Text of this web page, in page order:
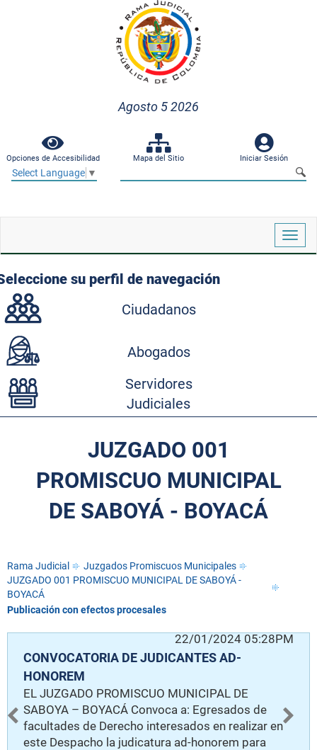
Agosto 5 2026
Opciones de Accesibilidad Mapa del Sitio Iniciar Sesión
Select Language ▼
su perfil de navegación
Ciudadanos
Abogados
Servidores
Judiciales
JUZGADO 001
PROMISCUO MUNICIPAL
DE SABOYÁ - BOYACÁ
Rama Judicial
Juzgados Promiscuos Municipales
JUZGADO 001 PROMISCUO MUNICIPAL DE SABOYÁ -
BOYACÁ
Publicación con efectos procesales
22/01/2024 05:28PM
CONVOCATORIA DE JUDICANTES AD-
HONOREM
EL JUZGADO PROMISCUO MUNICIPAL DE
SABOYA – BOYACÁ Convoca a: Egresados de
facultades de Derecho interesados en realizar en
este Despacho la judicatura ad-honorem para